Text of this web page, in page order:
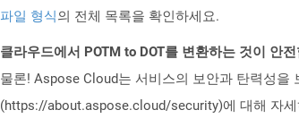
파일 형식의 전체 목록을 확인하세요.
클라우드에서 POTM to DOT를 변환하는 것이 안
물론! Aspose Cloud는 서비스의 보안과 탄력성을
(https://about.aspose.cloud/security)에 대해 자